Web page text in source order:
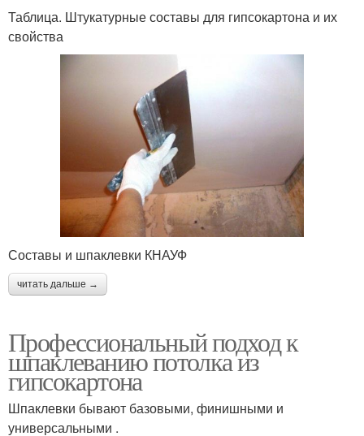
Таблица. Штукатурные составы для гипсокартона и их
свойства
Составы и шпаклевки КНАУФ
читать дальше →
Профессиональный подход к
шпаклеванию потолка из
гипсокартона
Шпаклевки бывают базовыми, финишными и
универсальными .